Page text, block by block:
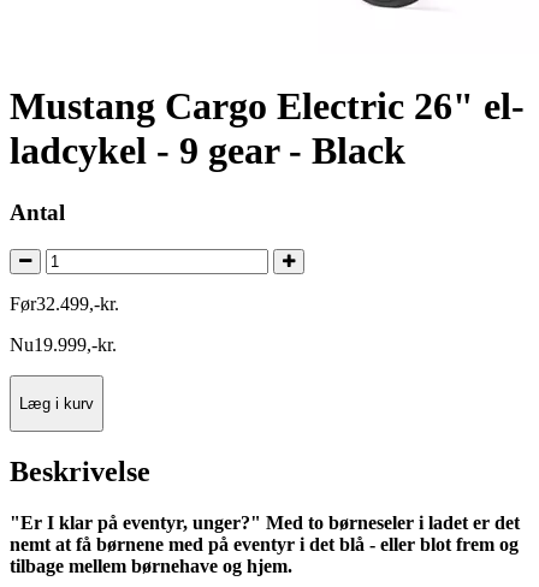
Mustang Cargo Electric 26" el-
ladcykel - 9 gear - Black
Antal
Før32.499,-kr.
Nu19.999,-kr.
Læg i kurv
Beskrivelse
"Er I klar på eventyr, unger?" Med to børneseler i ladet er det
nemt at få børnene med på eventyr i det blå - eller blot frem og
tilbage mellem børnehave og hjem.